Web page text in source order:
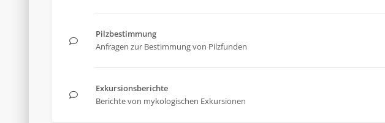
Pilzbestimmung
Anfragen zur Bestimmung von Pilzfunden
Exkursionsberichte
Berichte von mykologischen Exkursionen